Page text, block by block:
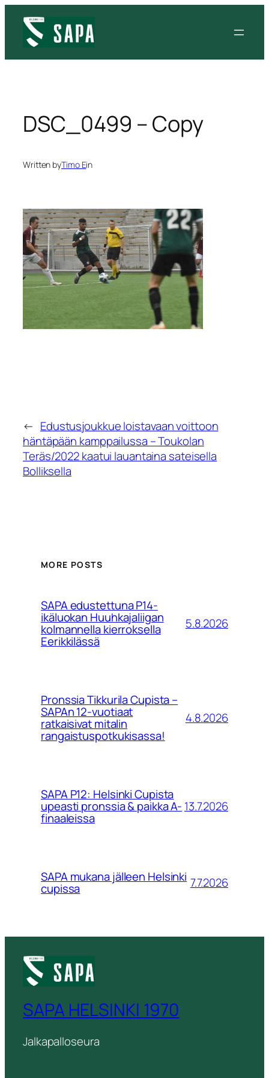
sisältöön
DSC_0499 – Copy
Written byTimo Ein
← Edustusjoukkue loistavaan voittoon
häntäpään kamppailussa – Toukolan
Teräs/2022 kaatui lauantaina sateisella
Bolliksella
MORE POSTS
SAPA edustettuna P14-
ikäluokan Huuhkajaliigan
kolmannella kierroksella
Eerikkilässä
5.8.2026
Pronssia Tikkurila Cupista –
SAPAn 12-vuotiaat
ratkaisivat mitalin
rangaistuspotkukisassa!
4.8.2026
SAPA P12: Helsinki Cupista
upeasti pronssia & paikka A-
finaaleissa
13.7.2026
SAPA mukana jälleen Helsinki
cupissa 7.7.2026
SAPA HELSINKI 1970
Jalkapalloseura